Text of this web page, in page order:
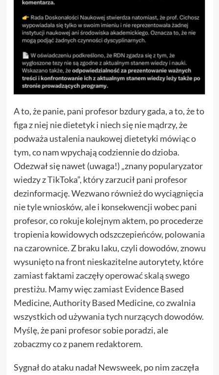
A to, że panie, pani profesor bzdury gada, a to, że to
figa z niej nie dietetyk i niech się nie mądrzy, że
podważa ustalenia naukowej dietetyki mówiąc o
tym, co nam wpychają codziennie do dzioba.
Odezwał się nawet (uwaga!) „znany popularyzator
wiedzy z TikToka”, który zarzucił pani profesor
dezinformację. Wezwano również do wyciągnięcia
nie tyle wniosków, ale i konsekwencji wobec pani
profesor, co rokuje kolejnym aktem, po procederze
tropienia kowidowych odszczepieńców, polowania
na czarownice. Z braku laku, czyli dowodów, znowu
wysunięto na front nieskazitelne autorytety, które
zamiast faktami zaczęły operować skalą swego
prestiżu. Mamy więc zamiast Evidence Based
Medicine, Authority Based Medicine, co zwalnia
wszystkich od używania tych nurzących dowodów.
Myślę, że pani profesor sobie poradzi, ale
zobaczmy co z panem redaktorem.
Sygnał do ataku nadał Newsweek, po nim zaczęła